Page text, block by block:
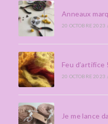
Anneaux
20 OCTOBRE 2023
Feu d’artifice !
20 OCTOBRE 2023
Je me lance